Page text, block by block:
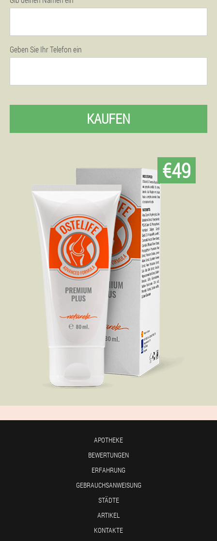
Geben Sie Ihr Telefon ein
KAUFEN
€49
APOTHEKE
BEWERTUNGEN
ERFAHRUNG
GEBRAUCHSANWEISUNG
STÄDTE
ARTIKEL
KONTAKTE